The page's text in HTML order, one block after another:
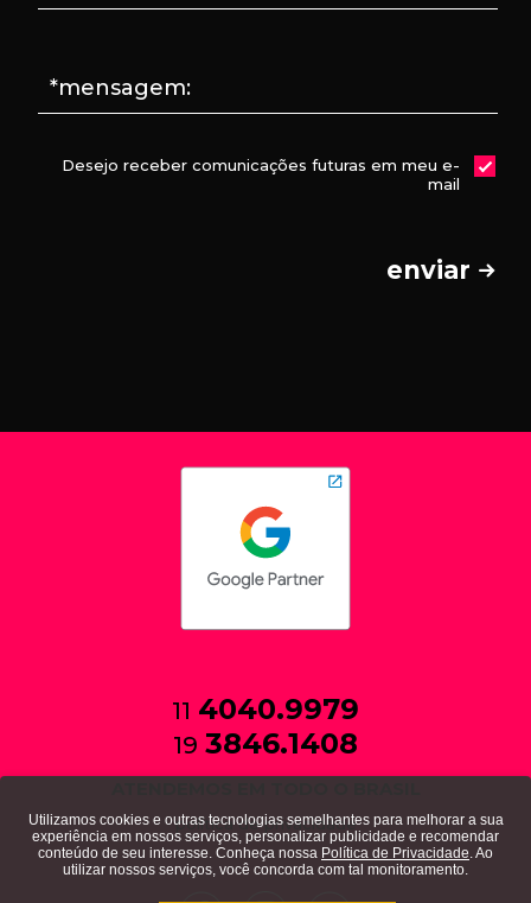
*mensagem:
Desejo receber comunicações futuras em meu e-
mail
enviar
11 4040.9979
19 3846.1408
política de privacidade
Utilizamos cookies e outras tecnologias semelhantes para melhorar a sua
experiência em nossos serviços, personalizar publicidade e recomendar
conteúdo de seu interesse. Conheça nossa Política de Privacidade. Ao
utilizar nossos serviços, você concorda com tal monitoramento.